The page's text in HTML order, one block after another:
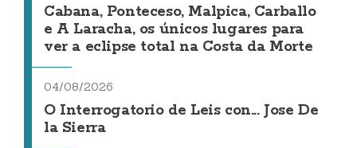
Cabana, Ponteceso, Malpica, Carballo
e A Laracha, os únicos lugares para
ver a eclipse total na Costa da Morte
04/08/2026
O Interrogatorio de Leis con... Jose De
la Sierra